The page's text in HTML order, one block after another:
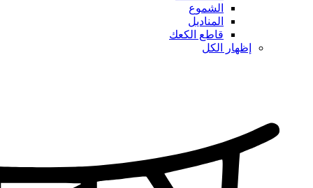
الشموع
المناديل
قاطع الكعك
إظهار الكل